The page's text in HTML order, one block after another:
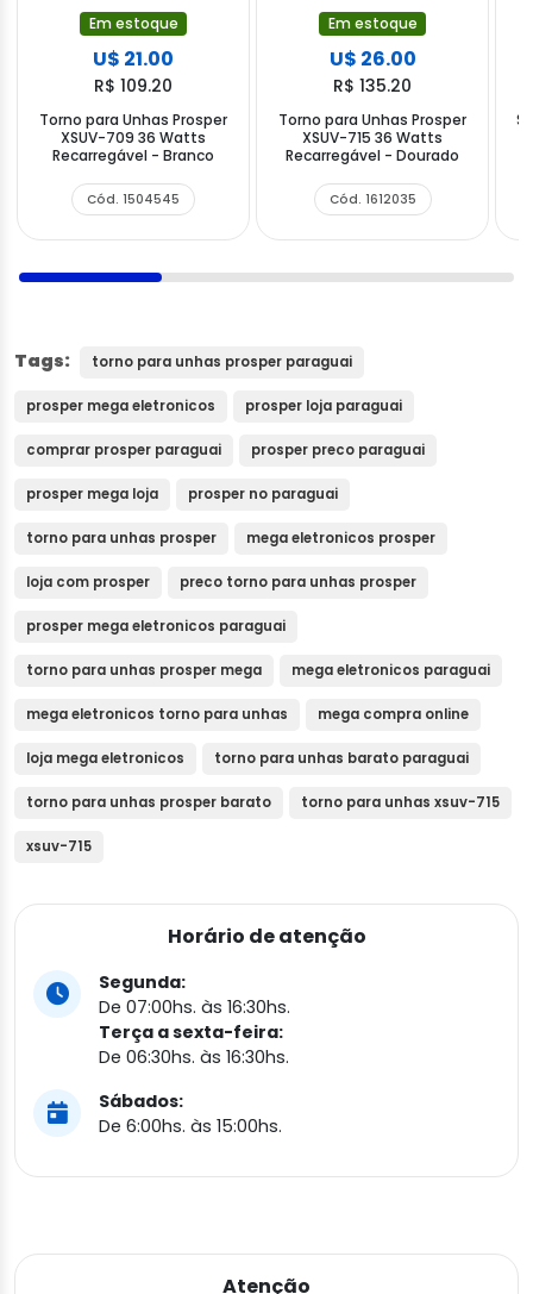
Em estoque
U$ 21.00
R$ 109.20
Torno para Unhas Prosper
XSUV-709 36 Watts
Recarregável - Branco
Cód. 1504545
Em estoque
U$ 26.00
R$ 135.20
Torno para Unhas Prosper
XSUV-715 36 Watts
Recarregável - Dourado
Cód. 1612035
Tags: torno para unhas prosper paraguai
prosper mega eletronicos prosper loja paraguai
comprar prosper paraguai prosper preco paraguai
prosper mega loja prosper no paraguai
torno para unhas prosper mega eletronicos prosper
loja com prosper preco torno para unhas prosper
prosper mega eletronicos paraguai
torno para unhas prosper mega mega eletronicos paraguai
mega eletronicos torno para unhas mega compra online
loja mega eletronicos torno para unhas barato paraguai
torno para unhas prosper barato torno para unhas xsuv-715
xsuv-715
Horário de atenção
Segunda:
De 07:00hs. às 16:30hs.
Terça a sexta-feira:
De 06:30hs. às 16:30hs.
Sábados:
De 6:00hs. às 15:00hs.
Atenção